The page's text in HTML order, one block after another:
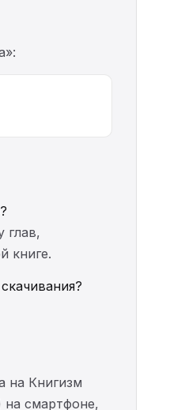
глав,
книге.
на Книгизм
на смартфоне,